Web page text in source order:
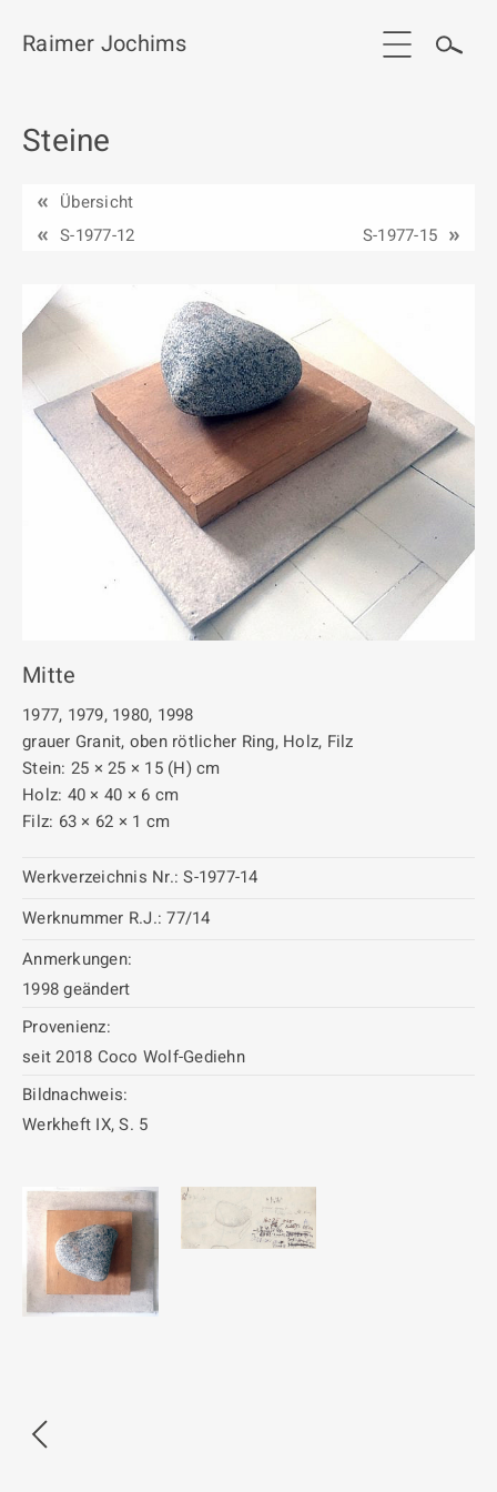
Start
Werkgruppen / Work groups
Vita
Publikationen
Kontakt
Raimer Jochims
Steine
Übersicht
S-1977-12
S-1977-15
Mitte
1977, 1979, 1980, 1998
grauer Granit, oben rötlicher Ring, Holz, Filz
Stein: 25 × 25 × 15 (H) cm
Holz: 40 × 40 × 6 cm
Filz: 63 × 62 × 1 cm
Werkverzeichnis Nr.: S-1977-14
Werknummer R.J.: 77/14
Anmerkungen:
1998 geändert
Provenienz:
seit 2018 Coco Wolf-Gediehn
Bildnachweis:
Werkheft IX, S. 5